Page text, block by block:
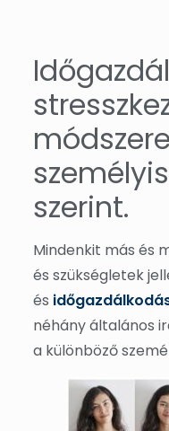
szerint.
Mindenkit más és
és szükségletek
és
néhány általános
a különböző